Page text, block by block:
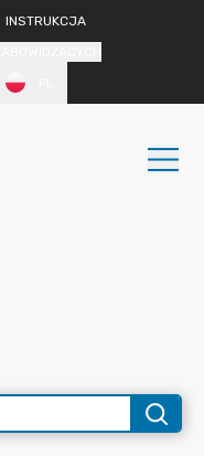
INSTRUKCJA